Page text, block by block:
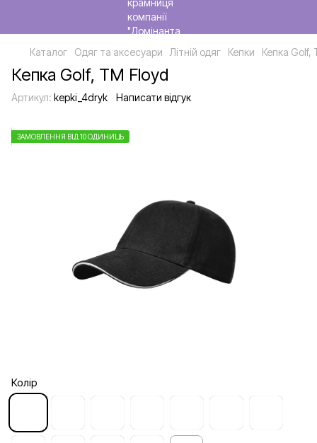
Каталог Одяг та аксесуари Літній одяг Кепки Кепка Golf,
Кепка Golf, TM Floyd
Артикул: kepki_4dryk Написати відгук
ЗАМОВЛЕННЯ ВІД 10 ОДИНИЦЬ
Колір